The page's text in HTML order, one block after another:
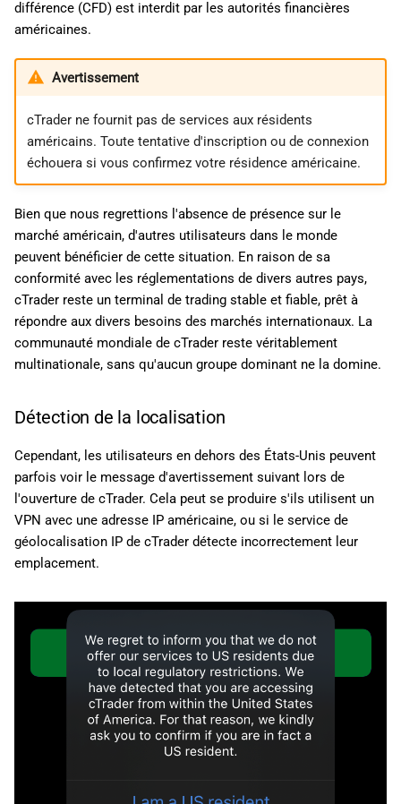
différence (CFD) est interdit par les autorités financières
américaines.
Avertissement
cTrader ne fournit pas de services aux résidents
américains. Toute tentative d'inscription ou de connexion
échouera si vous confirmez votre résidence américaine.
Bien que nous regrettions l'absence de présence sur le
marché américain, d'autres utilisateurs dans le monde
peuvent bénéficier de cette situation. En raison de sa
conformité avec les réglementations de divers autres pays,
cTrader reste un terminal de trading stable et fiable, prêt à
répondre aux divers besoins des marchés internationaux. La
communauté mondiale de cTrader reste véritablement
multinationale, sans qu'aucun groupe dominant ne la domine.
Détection de la localisation
Cependant, les utilisateurs en dehors des États-Unis peuvent
parfois voir le message d'avertissement suivant lors de
l'ouverture de cTrader. Cela peut se produire s'ils utilisent un
VPN avec une adresse IP américaine, ou si le service de
géolocalisation IP de cTrader détecte incorrectement leur
emplacement.